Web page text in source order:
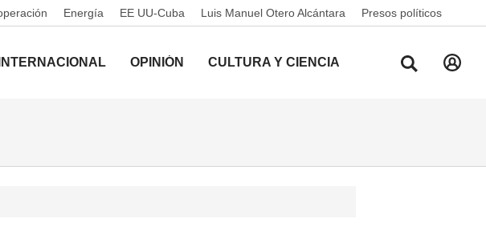
Energía EE UU-Cuba Luis Manuel Otero Alcántara Presos políticos
INTERNACIONAL OPINIÓN CULTURA Y CIENCIA